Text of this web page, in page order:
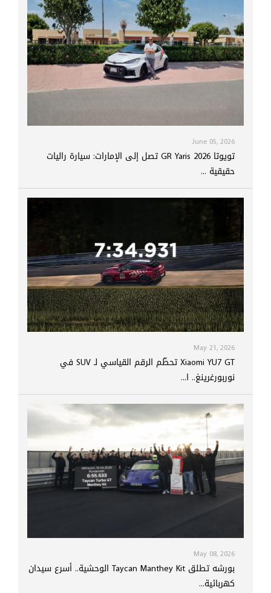
June 05, 2026
تويوتا GR Yaris 2026 تصل إلى الإمارات: سيارة راليات
حقيقية ...
May 21, 2026
Xiaomi YU7 GT تحطّم الرقم القياسي لـ SUV في
نوربورغرينغ.. ا...
May 08, 2026
بورشه تطلق Taycan Manthey Kit الوحشية.. أسرع سيدان
كهربائية...